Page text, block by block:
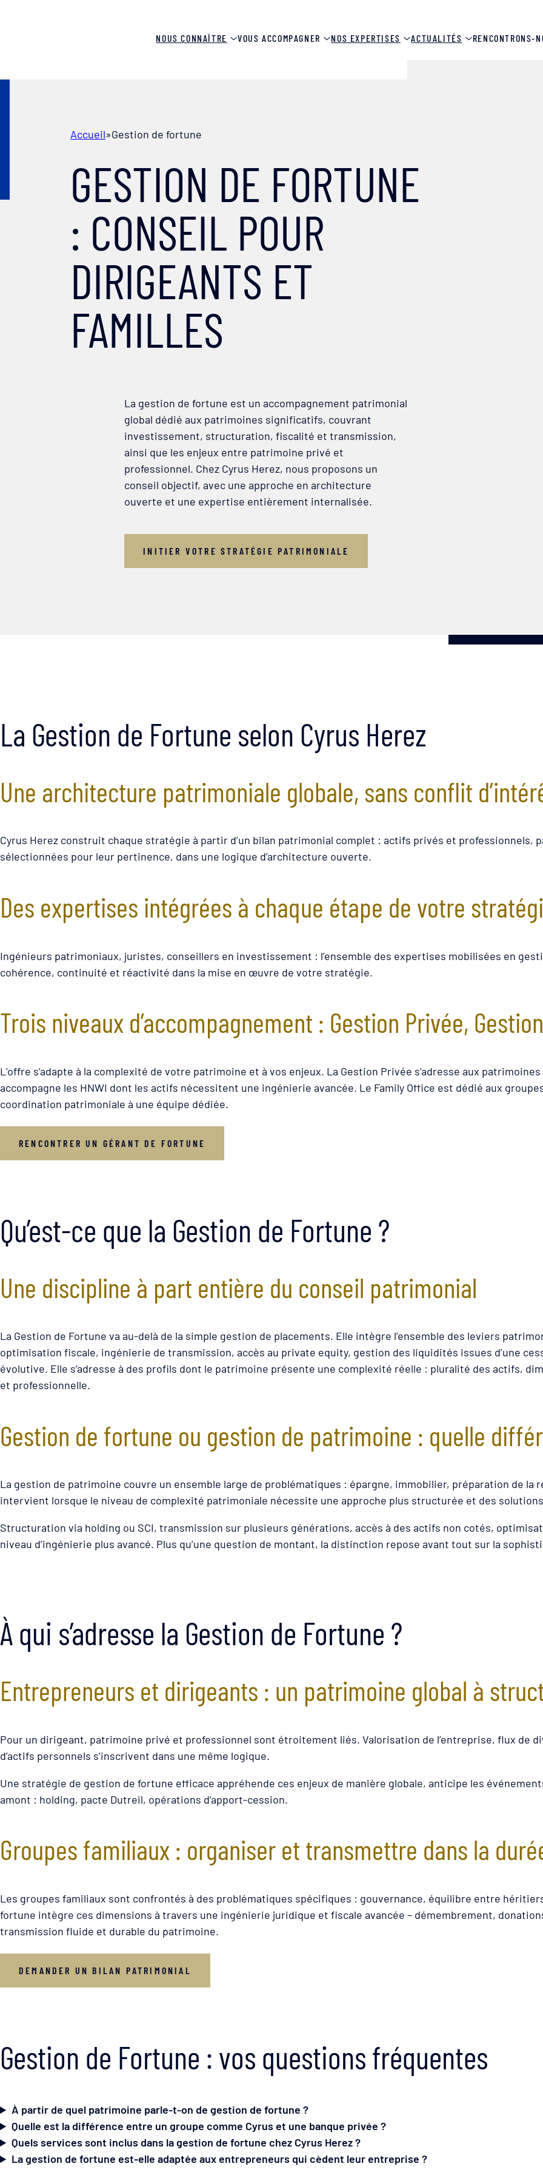
NOUS CONNAÎTRE VOUS ACCOMPAGNER NOS EXPERTISES ACTUALITÉS RENCONTRONS-
Accueil»Gestion de fortune
GESTION DE FORTUNE
: CONSEIL POUR
DIRIGEANTS ET
FAMILLES
La gestion de fortune est un accompagnement patrimonial
global dédié aux patrimoines significatifs, couvrant
investissement, structuration, fiscalité et transmission,
ainsi que les enjeux entre patrimoine privé et
professionnel. Chez Cyrus Herez, nous proposons un
conseil objectif, avec une approche en architecture
ouverte et une expertise entièrement internalisée.
INITIER VOTRE STRATÉGIE PATRIMONIALE
La Gestion de Fortune selon Cyrus Herez
Une architecture patrimoniale globale, sans conflit
Cyrus Herez construit chaque stratégie à partir d’un bilan patrimonial complet : actifs privés et
sélectionnées pour leur pertinence, dans une logique d’architecture ouverte.
Des expertises intégrées à chaque étape de votre
Ingénieurs patrimoniaux, juristes, conseillers en investissement : l’ensemble des expertises mobilisées en
cohérence, continuité et réactivité dans la mise en œuvre de votre stratégie.
Trois niveaux d’accompagnement : Gestion Privée,
L’offre s’adapte à la complexité de votre patrimoine et à vos enjeux. La Gestion Privée s’adresse aux
accompagne les HNWI dont les actifs nécessitent une ingénierie avancée. Le Family Office est dédié aux
coordination patrimoniale à une équipe dédiée.
RENCONTRER UN GÉRANT DE FORTUNE
Qu’est-ce que la Gestion de Fortune ?
Une discipline à part entière du conseil patrimonial
La Gestion de Fortune va au-delà de la simple gestion de placements. Elle intègre l’ensemble des leviers
optimisation fiscale, ingénierie de transmission, accès au private equity, gestion des liquidités issues d’une
évolutive. Elle s’adresse à des profils dont le patrimoine présente une complexité réelle : pluralité des actifs,
et professionnelle.
Gestion de fortune ou gestion de patrimoine : quelle
La gestion de patrimoine couvre un ensemble large de problématiques : épargne, immobilier, préparation de
intervient lorsque le niveau de complexité patrimoniale nécessite une approche plus structurée et des
Structuration via holding ou SCI, transmission sur plusieurs générations, accès à des actifs non cotés,
niveau d’ingénierie plus avancé. Plus qu’une question de montant, la distinction repose avant tout sur la
À qui s’adresse la Gestion de Fortune ?
Entrepreneurs et dirigeants : un patrimoine global à
Pour un dirigeant, patrimoine privé et professionnel sont étroitement liés. Valorisation de l’entreprise, flux de
d’actifs personnels s’inscrivent dans une même logique.
Une stratégie de gestion de fortune efficace appréhende ces enjeux de manière globale, anticipe les
amont : holding, pacte Dutreil, opérations d’apport-cession.
Groupes familiaux : organiser et transmettre dans la
Les groupes familiaux sont confrontés à des problématiques spécifiques : gouvernance, équilibre entre
fortune intègre ces dimensions à travers une ingénierie juridique et fiscale avancée – démembrement,
transmission fluide et durable du patrimoine.
DEMANDER UN BILAN PATRIMONIAL
Gestion de Fortune : vos questions fréquentes
À partir de quel patrimoine parle-t-on de gestion de fortune ?
Quelle est la différence entre un groupe comme Cyrus et une banque privée ?
Quels services sont inclus dans la gestion de fortune chez Cyrus Herez ?
La gestion de fortune est-elle adaptée aux entrepreneurs qui cèdent leur entreprise ?